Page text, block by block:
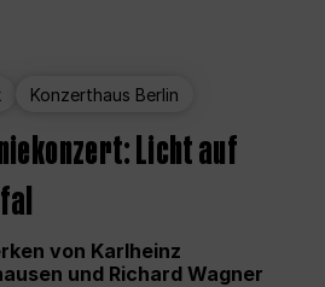
Konzerthaus Berlin
Licht auf
von Karlheinz
und Richard Wagner